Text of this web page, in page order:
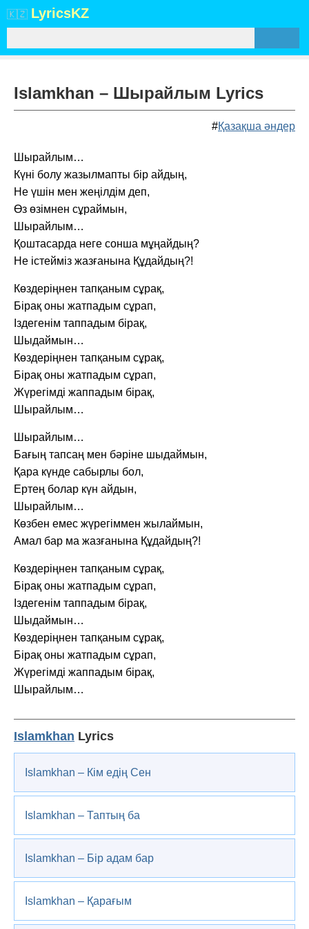
🇰🇿 LyricsKZ
Islamkhan – Шырайлым Lyrics
#Қазақша әндер
Шырайлым…
Күні болу жазылмапты бір айдың,
Не үшін мен жеңілдім деп,
Өз өзімнен сұраймын,
Шырайлым…
Қоштасарда неге сонша мұңайдың?
Не істейміз жазғанына Құдайдың?!
Көздеріңнен тапқаным сұрақ,
Бірақ оны жатпадым сұрап,
Іздегенім таппадым бірақ,
Шыдаймын…
Көздеріңнен тапқаным сұрақ,
Бірақ оны жатпадым сұрап,
Жүрегімді жаппадым бірақ,
Шырайлым…
Шырайлым…
Бағың тапсаң мен бәріне шыдаймын,
Қара күнде сабырлы бол,
Ертең болар күн айдын,
Шырайлым…
Көзбен емес жүрегіммен жылаймын,
Амал бар ма жазғанына Құдайдың?!
Көздеріңнен тапқаным сұрақ,
Бірақ оны жатпадым сұрап,
Іздегенім таппадым бірақ,
Шыдаймын…
Көздеріңнен тапқаным сұрақ,
Бірақ оны жатпадым сұрап,
Жүрегімді жаппадым бірақ,
Шырайлым…
Islamkhan Lyrics
Islamkhan – Кім едің Сен
Islamkhan – Таптың ба
Islamkhan – Бір адам бар
Islamkhan – Қарағым